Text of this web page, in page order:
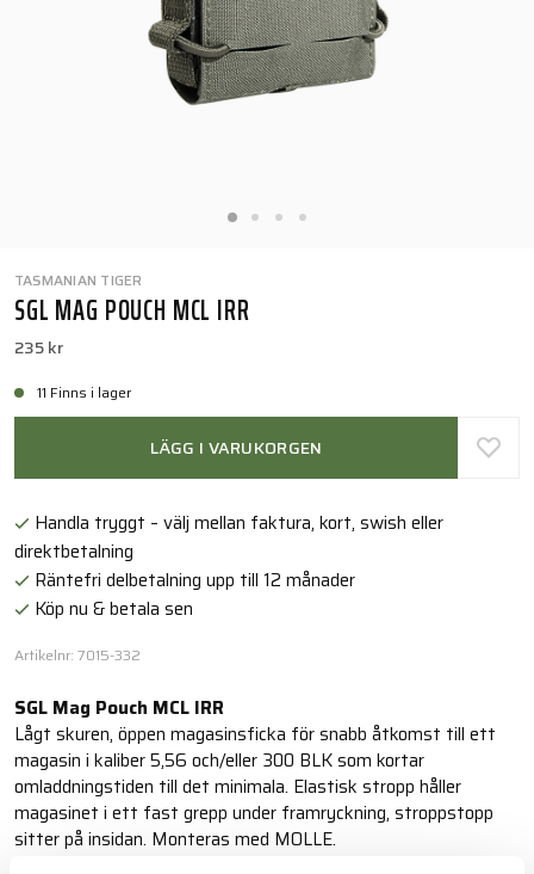
TASMANIAN TIGER
SGL MAG POUCH MCL IRR
235 kr
11 Finns i lager
LÄGG I VARUKORGEN
Handla tryggt – välj mellan faktura, kort, swish eller
direktbetalning
Räntefri delbetalning upp till 12 månader
Köp nu & betala sen
Artikelnr: 7015-332
SGL Mag Pouch MCL IRR
Lågt skuren, öppen magasinsficka för snabb åtkomst till ett
magasin i kaliber 5,56 och/eller 300 BLK som kortar
omladdningstiden till det minimala. Elastisk stropp håller
magasinet i ett fast grepp under framryckning, stroppstopp
sitter på insidan. Monteras med MOLLE.